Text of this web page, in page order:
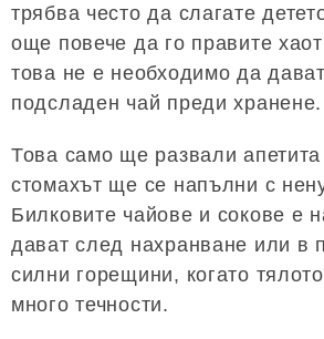
трябва често да слагате
още повече да го правите
това не е необходимо да
подсладен чай преди хранене.
Това само ще развали апетита
стомахът ще се напълни с
Билковите чайове и сокове е
дават след нахранване или в
силни горещини, когато
много течности.